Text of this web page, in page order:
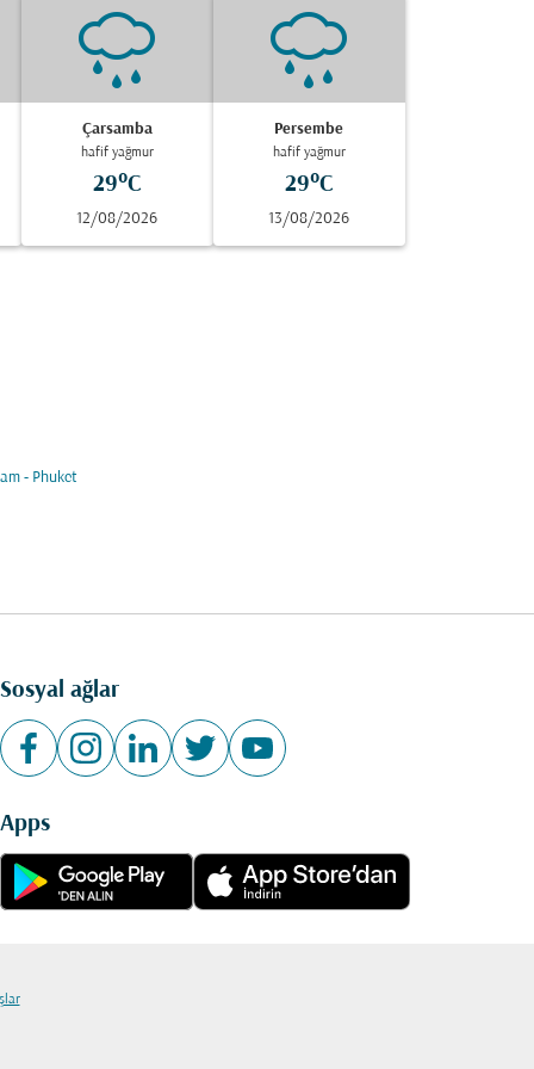
Çarsamba
hafif yağmur
29°C
12/08/2026
Persembe
hafif yağmur
29°C
13/08/2026
- Phuket
Sosyal ağlar
Apps